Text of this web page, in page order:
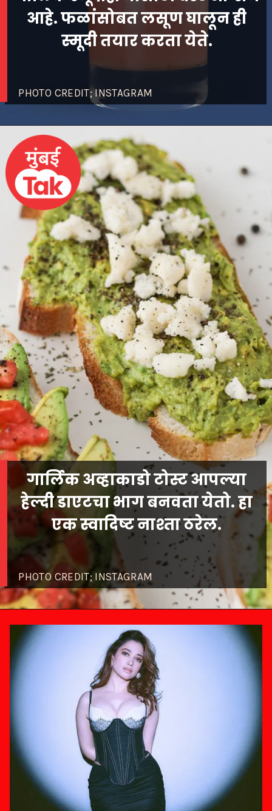
PHOTO CREDIT; INSTAGRAM
आहे. फळांसोबत लसूण घालून ही
स्मूदी तयार करता येते.
PHOTO CREDIT; INSTAGRAM
गार्लिक अव्हाकाडो टोस्ट आपल्या
हेल्दी डाएटचा भाग बनवता येतो. हा
एक स्वादिष्ट नाश्ता ठरेल.